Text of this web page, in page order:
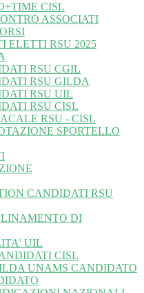
CISL
ASSOCIATI
ELETTI RSU 2025
RSU CGIL
RSU GILDA
RSU UIL
RSU CISL
RSU - CISL
SPORTELLO
CANDIDATI RSU
DI
UIL
CISL
UNAMS CANDIDATO